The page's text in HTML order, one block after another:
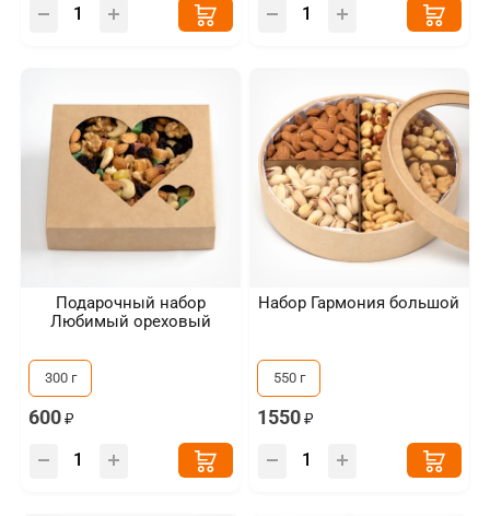
Подарочный набор
Любимый ореховый
300 г
600
Набор Гармония большой
550 г
1550